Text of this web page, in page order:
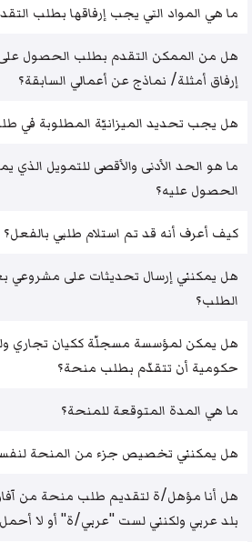
ما هي المواد التي يجب إرفاقها بطلب
هل من الممكن التقدم بطلب الحصول
إرفاق أمثلة/ نماذج عن أعمالي السابقة؟
هل يجب تحديد الميزانيّة المطلوبة في
ما هو الحد الأدنى والأقصى للتمويل الذي
الحصول عليه؟
كيف أعرف أنه قد تم استلام طلبي بالفعل؟
هل يمكنني إرسال تحديثات على مشروعي
الطلب؟
هل يمكن لمؤسسة مسجلّة ككيان تجاري
حكومية أن تتقدّم بطلب منحة؟
ما هي المدة المتوقعة للمنحة؟
هل يمكنني تخصيص جزء من المنحة
هل أنا مؤهل/ة لتقديم طلب منحة من
بلد عربي ولكنني لست "عربي/ة" أو لا